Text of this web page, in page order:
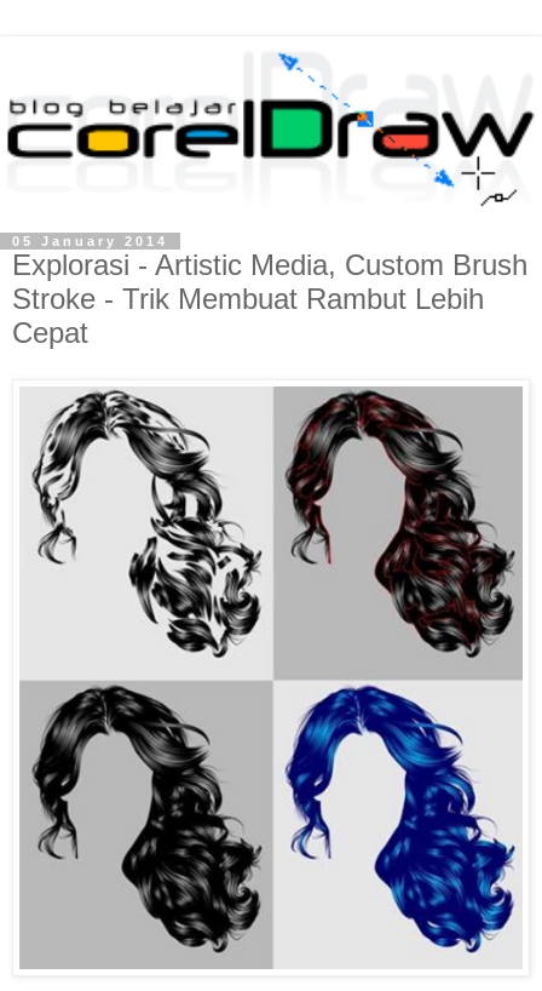
05 January 2014
Explorasi - Artistic Media, Custom Brush
Stroke - Trik Membuat Rambut Lebih
Cepat